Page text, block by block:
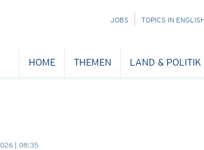
NAVIGATION
JOBS TOPICS IN
HOME THEMEN LAND & POLITIK
| 08:35